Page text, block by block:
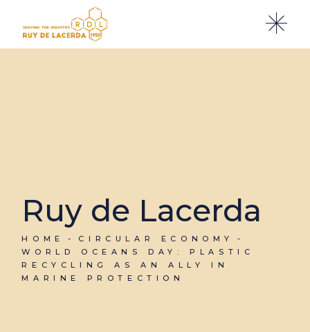
Ruy de Lacerda
HOME
CIRCULAR ECONOMY
WORLD OCEANS DAY: PLASTIC
RECYCLING AS AN ALLY IN
MARINE PROTECTION